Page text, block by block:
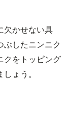
欠かせない具
ぶしたニンニク
クをトッピング
ょう。